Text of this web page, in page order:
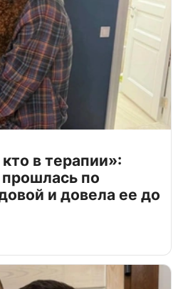
в терапии»:
по
и довела ее до